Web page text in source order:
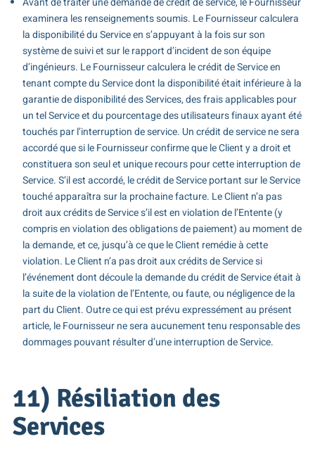
examinera les renseignements soumis. Le Fournisseur calculera
la disponibilité du Service en s’appuyant à la fois sur son
système de suivi et sur le rapport d’incident de son équipe
d’ingénieurs. Le Fournisseur calculera le crédit de Service en
tenant compte du Service dont la disponibilité était inférieure à la
garantie de disponibilité des Services, des frais applicables pour
un tel Service et du pourcentage des utilisateurs finaux ayant été
touchés par l’interruption de service. Un crédit de service ne sera
accordé que si le Fournisseur confirme que le Client y a droit et
constituera son seul et unique recours pour cette interruption de
Service. S’il est accordé, le crédit de Service portant sur le Service
touché apparaîtra sur la prochaine facture. Le Client n’a pas
droit aux crédits de Service s’il est en violation de l’Entente (y
compris en violation des obligations de paiement) au moment de
la demande, et ce, jusqu’à ce que le Client remédie à cette
violation. Le Client n’a pas droit aux crédits de Service si
l’événement dont découle la demande du crédit de Service était à
la suite de la violation de l’Entente, ou faute, ou négligence de la
part du Client. Outre ce qui est prévu expressément au présent
article, le Fournisseur ne sera aucunement tenu responsable des
dommages pouvant résulter d’une interruption de Service.
11) Résiliation des
Services